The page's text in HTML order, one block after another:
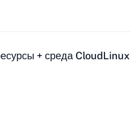
+ среда CloudLinux